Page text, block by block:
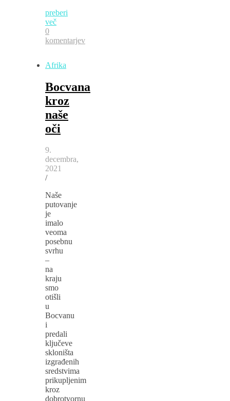
preberi
več
0
komentarjev
Afrika
Bocvana
kroz
naše
oči
9.
decembra,
2021
/
Naše
putovanje
je
imalo
veoma
posebnu
svrhu
–
na
kraju
smo
otišli
u
Bocvanu
i
predali
ključeve
skloništa
izgrađenih
sredstvima
prikupljenim
kroz
dobrotvornu